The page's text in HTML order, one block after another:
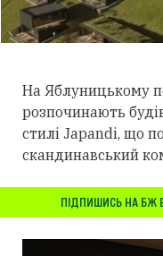
На Яблуницькому
розпочинають
стилі Japandi, що
скандинавський
ПІДПИШИСЬ НА БЖ